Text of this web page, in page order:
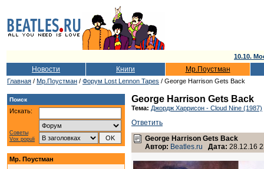
10.10.
Новости Книги Мр.Поустман
Главная / Мр.Поустман / Форум Lost Lennon Tapes / George Harrison Gets Back
Поиск
Искать:
Советы
Vox populi
Мр. Поустман
George Harrison Gets Back
Тема: Джордж Харрисон - Cloud Nine (1987)
Ответить
George Harrison Gets Back
Автор: Beatles.ru Дата: 28.12.16